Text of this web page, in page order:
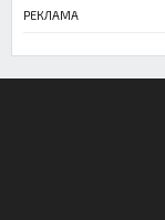
РЕКЛАМА